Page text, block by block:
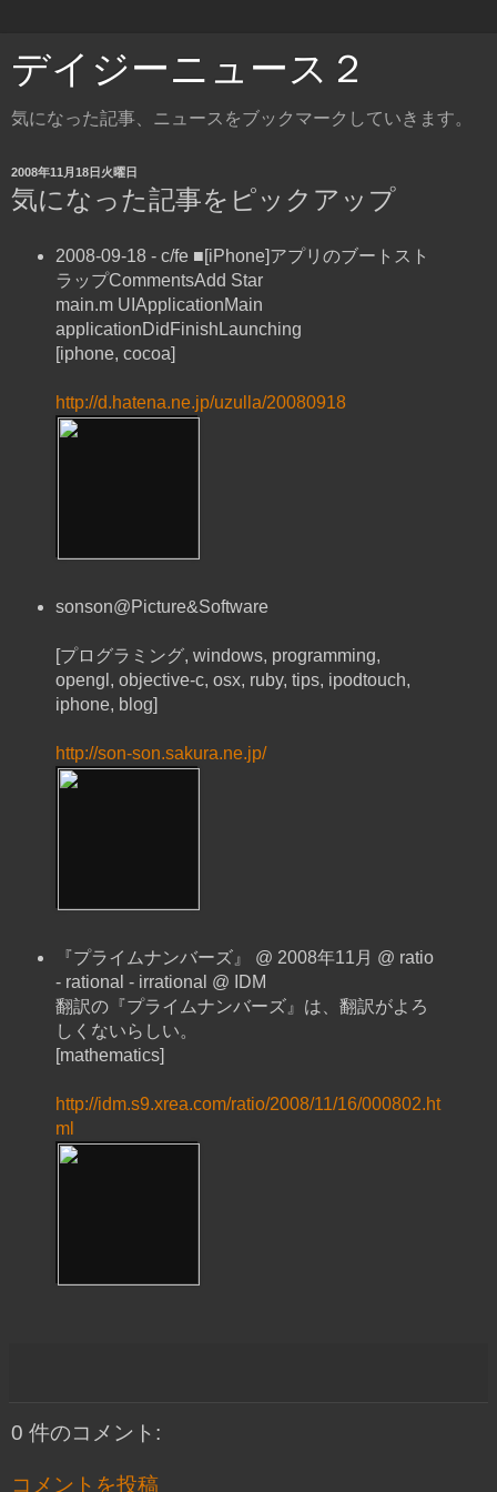
デイジーニュース２
気になった記事、ニュースをブックマークしていきます。
2008年11月18日火曜日
気になった記事をピックアップ
2008-09-18 - c/fe ■[iPhone]アプリのブートスト
ラップCommentsAdd Star
main.m UIApplicationMain
applicationDidFinishLaunching
[iphone, cocoa]
http://d.hatena.ne.jp/uzulla/20080918
sonson@Picture&Software
[プログラミング, windows, programming,
opengl, objective-c, osx, ruby, tips, ipodtouch,
iphone, blog]
http://son-son.sakura.ne.jp/
『プライムナンバーズ』 @ 2008年11月 @ ratio
- rational - irrational @ IDM
翻訳の『プライムナンバーズ』は、翻訳がよろ
しくないらしい。
[mathematics]
http://idm.s9.xrea.com/ratio/2008/11/16/000802.ht
ml
0 件のコメント:
コメントを投稿